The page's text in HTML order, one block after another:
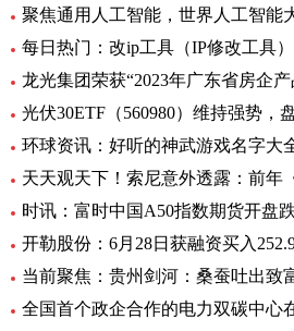
聚焦通用人工智能，世界人工智能
每日热门：改ip工具（IP修改工具）
龙光集团荣获“2023年广东省房企
环球资讯：好听的神武游戏名字大
时讯：富时中国A50指数期货开盘
当前聚焦：贵州剑河：桑蚕吐出致
全国首个政企合作的电力双碳中心